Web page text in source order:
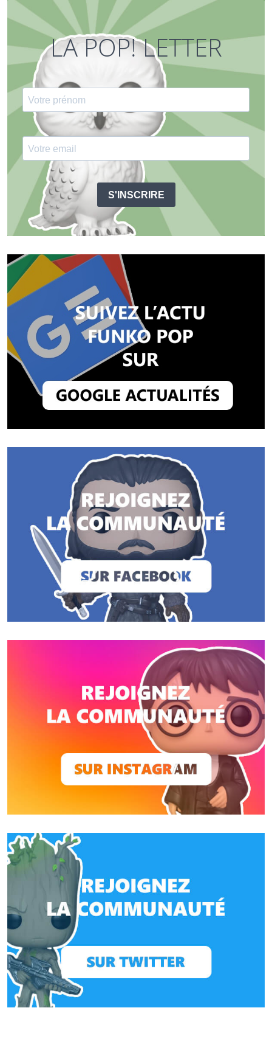
LA POP! LETTER
S'INSCRIRE